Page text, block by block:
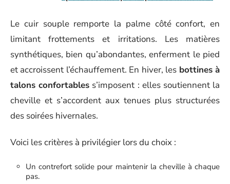
Le cuir souple remporte la palme côté confort, en
limitant frottements et irritations. Les matières
synthétiques, bien qu’abondantes, enferment le pied
et accroissent l’échauffement. En hiver, les bottines à
talons confortables s’imposent : elles soutiennent la
cheville et s’accordent aux tenues plus structurées
des soirées hivernales.
Voici les critères à privilégier lors du choix :
Un contrefort solide pour maintenir la cheville à chaque
pas.